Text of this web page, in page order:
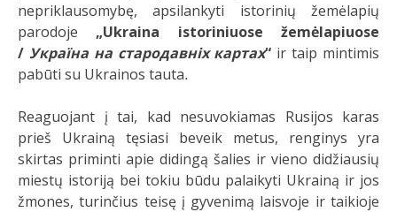
nepriklausomybę, apsilankyti istorinių žemėlapių
parodoje „Ukraina istoriniuose žemėlapiuose
/ Україна на стародавніх картах“ ir taip mintimis
pabūti su Ukrainos tauta.
Reaguojant į tai, kad nesuvokiamas Rusijos karas
prieš Ukrainą tęsiasi beveik metus, renginys yra
skirtas priminti apie didingą šalies ir vieno didžiausių
miestų istoriją bei tokiu būdu palaikyti Ukrainą ir jos
žmones, turinčius teisę į gyvenimą laisvoje ir taikioje